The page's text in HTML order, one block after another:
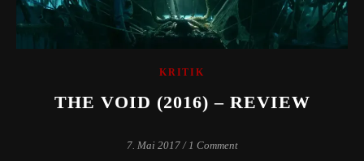
KRITIK
THE VOID (2016) – REVIEW
7. Mai 2017 / 1 Comment